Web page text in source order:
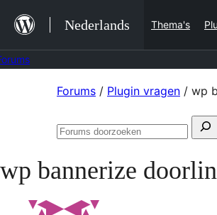
naar
de
Nederlands Thema's
Forums / Plugin vragen / wp
Zoeken
wp bannerize